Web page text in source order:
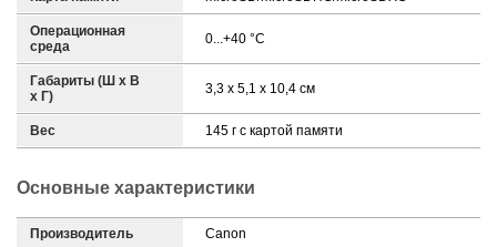
Операционная
среда
0...+40 °C
Габариты (Ш х В
х Г)
3,3 х 5,1 х 10,4 см
Вес 145 г с картой памяти
Основные характеристики
Производитель Canon